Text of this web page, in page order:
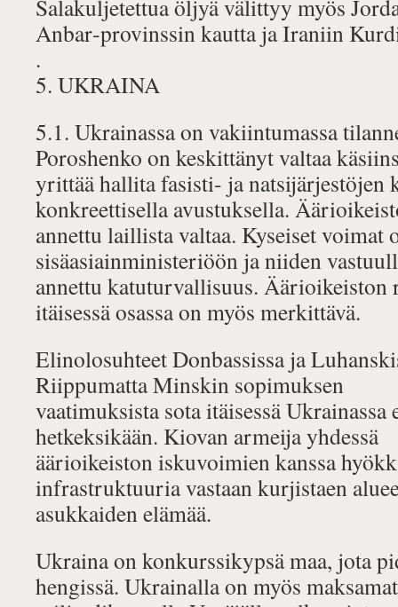
Salakuljetettua öljyä välittyy myös
Anbar‐provinssin kautta ja Iraniin
.
5. UKRAINA
5.1. Ukrainassa on vakiintumassa
Poroshenko on keskittänyt valtaa
yrittää hallita fasisti‐ ja natsijärjestöjen
konkreettisella avustuksella.
annettu laillista valtaa. Kyseiset voimat
sisäasiainministeriöön ja niiden
annettu katuturvallisuus. Äärioikeiston
itäisessä osassa on myös merkittävä.
Elinolosuhteet Donbassissa ja
Riippumatta Minskin sopimuksen
vaatimuksista sota itäisessä Ukrainassa
hetkeksikään. Kiovan armeija yhdessä
äärioikeiston iskuvoimien kanssa
infrastruktuuria vastaan kurjistaen
asukkaiden elämää.
Ukraina on konkurssikypsä maa, jota
hengissä. Ukrainalla on myös